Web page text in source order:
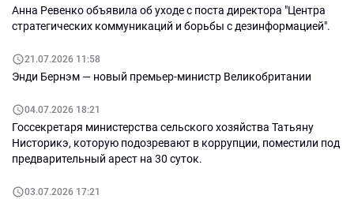
Анна Ревенко объявила об уходе с поста директора "Центра
стратегических коммуникаций и борьбы с дезинформацией".
21.07.2026 11:58
Энди Бернэм — новый премьер-министр Великобритании
04.07.2026 18:21
Госсекретаря министерства сельского хозяйства Татьяну
Нисторикэ, которую подозревают в коррупции, поместили под
предварительный арест на 30 суток.
03.07.2026 17:21